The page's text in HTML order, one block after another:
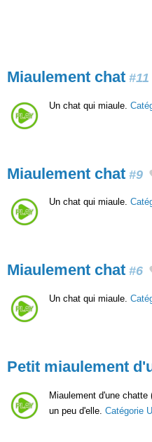
Miaulement chat #11
Un chat qui miaule.
Miaulement chat #9
Un chat qui miaule.
Miaulement chat #6
Un chat qui miaule.
Petit miaulement
Miaulement d'une
un peu d'elle. Catégorie